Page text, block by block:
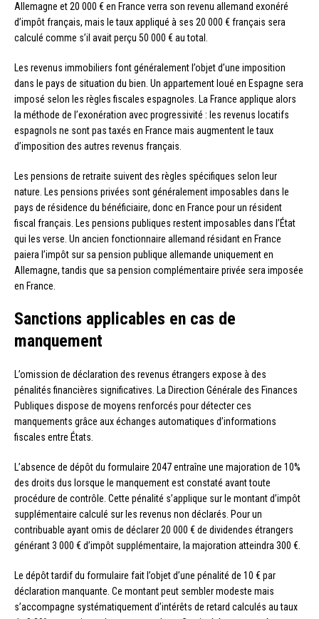
Allemagne et 20 000 € en France verra son revenu allemand exonéré
d’impôt français, mais le taux appliqué à ses 20 000 € français sera
calculé comme s’il avait perçu 50 000 € au total.
Les revenus immobiliers font généralement l’objet d’une imposition
dans le pays de situation du bien. Un appartement loué en Espagne sera
imposé selon les règles fiscales espagnoles. La France applique alors
la méthode de l’exonération avec progressivité : les revenus locatifs
espagnols ne sont pas taxés en France mais augmentent le taux
d’imposition des autres revenus français.
Les pensions de retraite suivent des règles spécifiques selon leur
nature. Les pensions privées sont généralement imposables dans le
pays de résidence du bénéficiaire, donc en France pour un résident
fiscal français. Les pensions publiques restent imposables dans l’État
qui les verse. Un ancien fonctionnaire allemand résidant en France
paiera l’impôt sur sa pension publique allemande uniquement en
Allemagne, tandis que sa pension complémentaire privée sera imposée
en France.
Sanctions applicables en cas de
manquement
L’omission de déclaration des revenus étrangers expose à des
pénalités financières significatives. La Direction Générale des Finances
Publiques dispose de moyens renforcés pour détecter ces
manquements grâce aux échanges automatiques d’informations
fiscales entre États.
L’absence de dépôt du formulaire 2047 entraîne une majoration de 10%
des droits dus lorsque le manquement est constaté avant toute
procédure de contrôle. Cette pénalité s’applique sur le montant d’impôt
supplémentaire calculé sur les revenus non déclarés. Pour un
contribuable ayant omis de déclarer 20 000 € de dividendes étrangers
générant 3 000 € d’impôt supplémentaire, la majoration atteindra 300 €.
Le dépôt tardif du formulaire fait l’objet d’une pénalité de 10 € par
déclaration manquante. Ce montant peut sembler modeste mais
s’accompagne systématiquement d’intérêts de retard calculés au taux